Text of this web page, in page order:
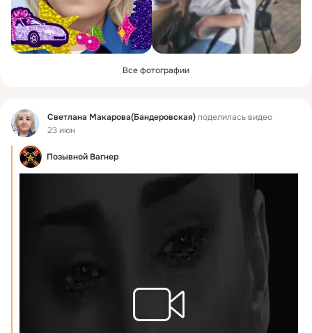
Все фотографии
Фид Светлана Макарова(Бандеровская)поделилась видео
23 июн
Позывной Вагнер